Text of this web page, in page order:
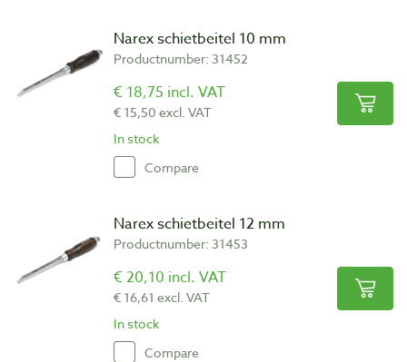
Narex schietbeitel 10 mm
Productnumber: 31452
€ 18,75 incl. VAT
€ 15,50 excl. VAT
In stock
Compare
Narex schietbeitel 12 mm
Productnumber: 31453
€ 20,10 incl. VAT
€ 16,61 excl. VAT
In stock
Compare